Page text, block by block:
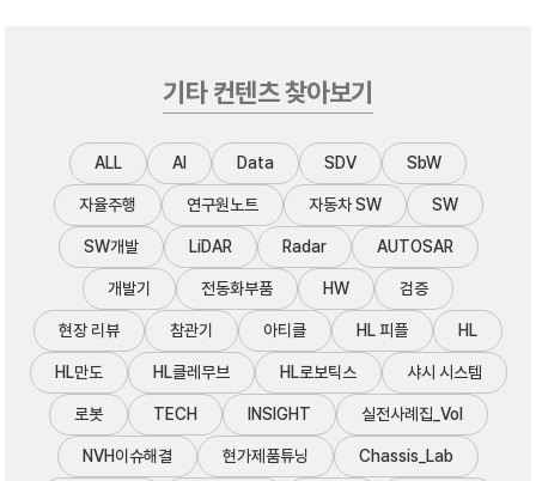
기타 컨텐츠 찾아보기
ALL AI Data SDV SbW
자율주행 연구원노트 자동차 SW SW
SW개발 LiDAR Radar AUTOSAR
개발기 전동화부품 HW 검증
현장 리뷰 참관기 아티클 HL 피플 HL
HL만도 HL클레무브 HL로보틱스 샤시 시스템
로봇 TECH INSIGHT 실전사례집_Vol
NVH이슈해결 현가제품튜닝 Chassis_Lab